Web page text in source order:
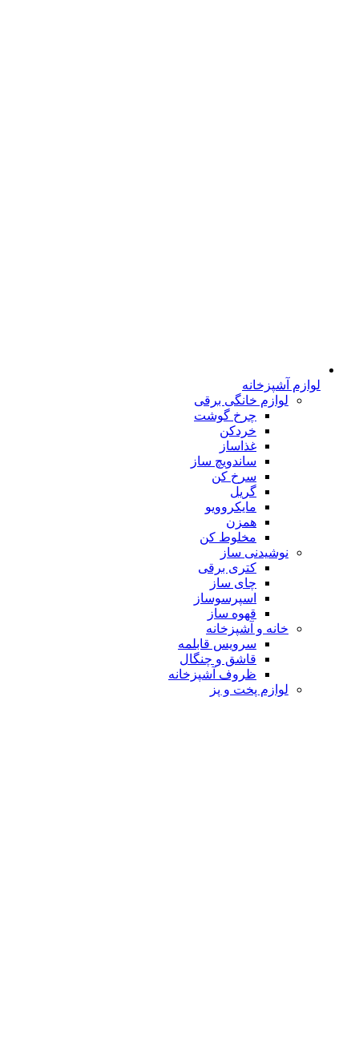
لوازم آشپزخانه
لوازم خانگی برقی
چرخ گوشت
خردکن
غذاساز
ساندویچ ساز
سرخ کن
گریل
مایکروویو
همزن
مخلوط کن
نوشیدنی ساز
کتری برقی
چای ساز
اسپرسوساز
قهوه ساز
خانه و آشپزخانه
سرویس قابلمه
قاشق و چنگال
ظروف آشپزخانه
لوازم پخت و پز